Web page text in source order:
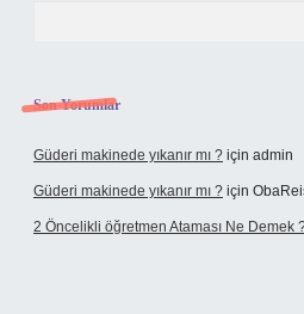
Son Yorumlar
Güderi makinede yıkanır mı ? için admin
Güderi makinede yıkanır mı ? için
2 Öncelikli öğretmen Ataması Ne Demek